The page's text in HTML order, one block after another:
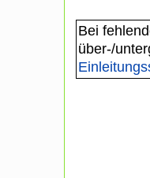
Bei
über-/